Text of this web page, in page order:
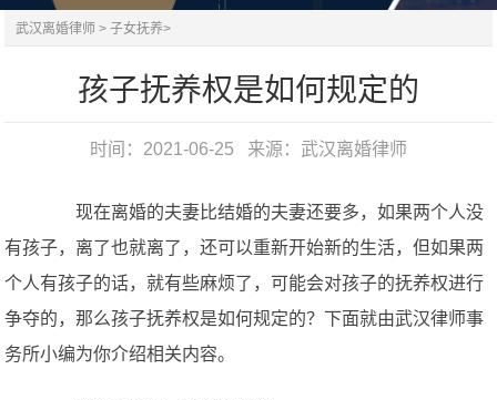
武汉离婚律师 >子女抚养>
孩子抚养权是如何规定的
时间：2021-06-25 来源： 武汉离婚律师
现在离婚的夫妻比结婚的夫妻还要多，如果两个人没
有孩子，离了也就离了，还可以重新开始新的生活，但如果两
个人有孩子的话，就有些麻烦了，可能会对孩子的抚养权进行
争夺的，那么孩子抚养权是如何规定的？下面就由武汉律师事
务所小编为你介绍相关内容。